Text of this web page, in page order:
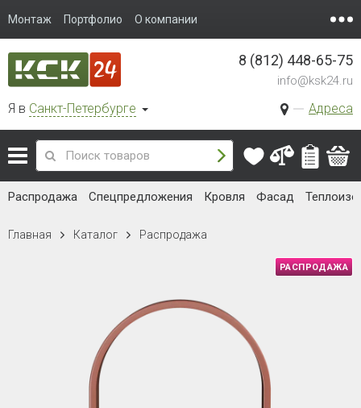
Монтаж Портфолио О компании
Я в Санкт-Петербурге Адреса
8 (812) 448-65-75
info@ksk24.ru
Распродажа Спецпредложения Кровля Фасад
Главная Каталог Распродажа
РАСПРОДАЖА